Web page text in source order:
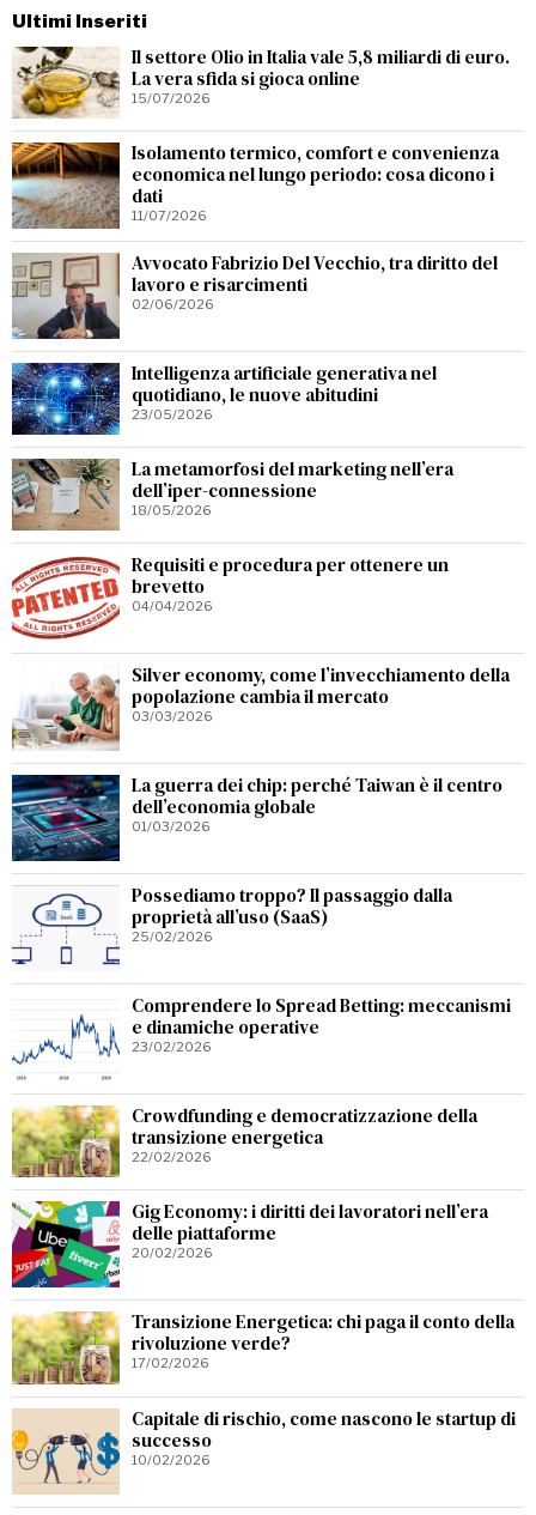
Ultimi Inseriti
Il settore Olio in Italia vale 5,8 miliardi di euro.
La vera sfida si gioca online
15/07/2026
Isolamento termico, comfort e convenienza
economica nel lungo periodo: cosa dicono i
dati
11/07/2026
Avvocato Fabrizio Del Vecchio, tra diritto del
lavoro e risarcimenti
02/06/2026
Intelligenza artificiale generativa nel
quotidiano, le nuove abitudini
23/05/2026
La metamorfosi del marketing nell’era
dell’iper-connessione
18/05/2026
Requisiti e procedura per ottenere un
brevetto
04/04/2026
Silver economy, come l’invecchiamento della
popolazione cambia il mercato
03/03/2026
La guerra dei chip: perché Taiwan è il centro
dell’economia globale
01/03/2026
Possediamo troppo? Il passaggio dalla
proprietà all’uso (SaaS)
25/02/2026
Comprendere lo Spread Betting: meccanismi
e dinamiche operative
23/02/2026
Crowdfunding e democratizzazione della
transizione energetica
22/02/2026
Gig Economy: i diritti dei lavoratori nell’era
delle piattaforme
20/02/2026
Transizione Energetica: chi paga il conto della
rivoluzione verde?
17/02/2026
Capitale di rischio, come nascono le startup di
successo
10/02/2026